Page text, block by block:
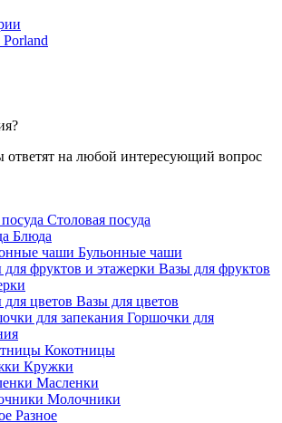
на любой интересующий вопрос
Столовая посуда
Блюда
Бульонные чаши
Вазы для фруктов
Вазы для цветов
Горшочки для
Кокотницы
Кружки
Масленки
Молочники
Разное